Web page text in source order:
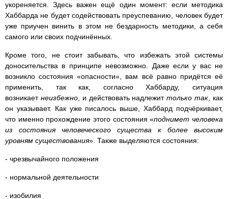
укореняется. Здесь важен ещё один момент: если методика
Хаббарда не будет содействовать преуспеванию, человек будет
уже приучен винить в этом не бездарность методики, а себя
самого или своих подчинённых.
Кроме того, не стоит забывать, что избежать этой системы
доносительства в принципе невозможно. Даже если у вас не
возникло состояния «опасности», вам всё равно придётся её
применить, так как, согласно Хаббарду, ситуация
возникает неизбежно, и действовать надлежиттолько так , как
он указывает. Как уже писалось выше, Хаббард подчёркивает,
что именно прохождение этого состояния «поднимет человека
из состояния человеческого существа к более высоким
уровням сущест­вования». Также выделяются состояния:
- чрезвычайного положения
- нормальной деятельности
- изобилия